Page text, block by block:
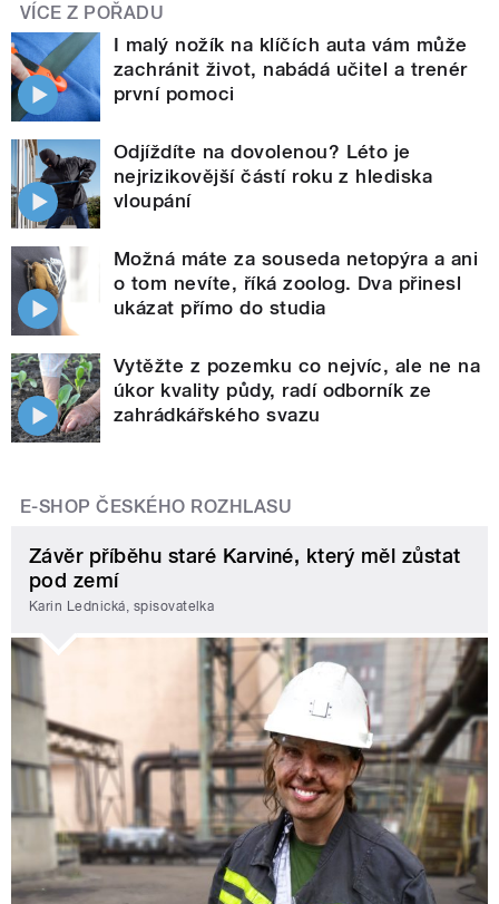
VÍCE Z POŘADU
I malý nožík na klíčích auta vám může
zachránit život, nabádá učitel a trenér
první pomoci
Odjíždíte na dovolenou? Léto je
nejrizikovější částí roku z hlediska
vloupání
Možná máte za souseda netopýra a ani
o tom nevíte, říká zoolog. Dva přinesl
ukázat přímo do studia
Vytěžte z pozemku co nejvíc, ale ne na
úkor kvality půdy, radí odborník ze
zahrádkářského svazu
E-SHOP ČESKÉHO ROZHLASU
Závěr příběhu staré Karviné, který měl zůstat
pod zemí
Karin Lednická, spisovatelka